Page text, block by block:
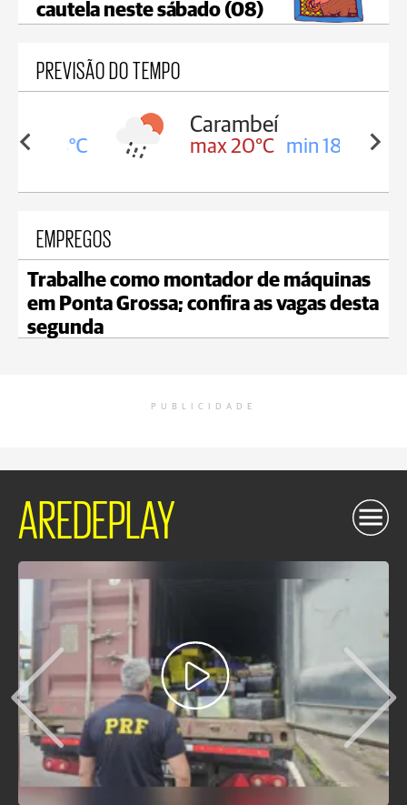
cautela neste sábado (08)
PREVISÃO DO TEMPO
18°C
Carambeí
max 20°C min 18°C
EMPREGOS
Trabalhe como montador de máquinas
em Ponta Grossa; confira as vagas desta
segunda
PUBLICIDADE
AREDEPLAY